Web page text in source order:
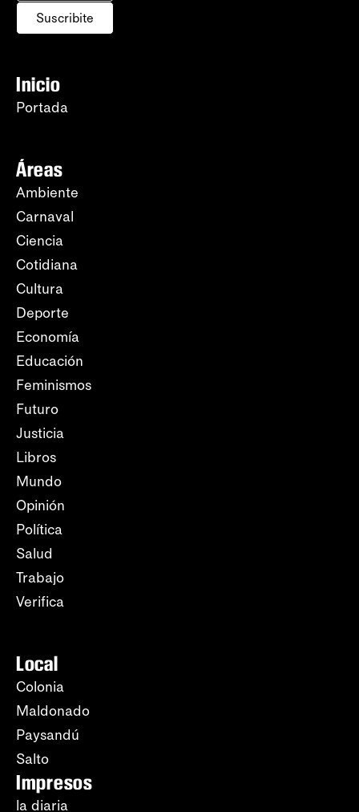
Suscribite
Inicio
Portada
Áreas
Ambiente
Carnaval
Ciencia
Cotidiana
Cultura
Deporte
Economía
Educación
Feminismos
Futuro
Justicia
Libros
Mundo
Opinión
Política
Salud
Trabajo
Verifica
Local
Colonia
Maldonado
Paysandú
Salto
Impresos
la diaria